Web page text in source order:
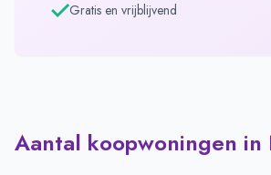
Gratis en vrijblijvend
Aantal koopwoningen in